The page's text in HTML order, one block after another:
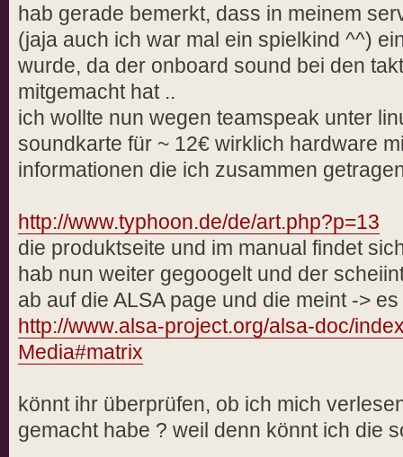
hab gerade bemerkt, dass in meinem
(jaja auch ich war mal ein spielkind ^^)
wurde, da der onboard sound bei den
mitgemacht hat ..
ich wollte nun wegen teamspeak unter
soundkarte für ~ 12€ wirklich hardware
informationen die ich zusammen
http://www.typhoon.de/de/art.php?p=13
die produktseite und im manual findet
hab nun weiter gegoogelt und der
ab auf die ALSA page und die meint ->
http://www.alsa-project.org/alsa-doc/
Media#matrix
könnt ihr überprüfen, ob ich mich
gemacht habe ? weil denn könnt ich die